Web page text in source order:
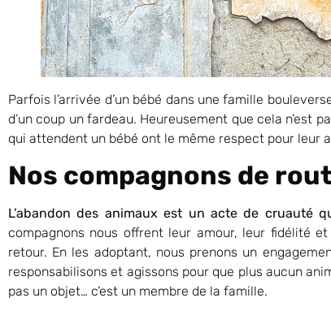
Parfois l’arrivée d’un bébé dans une famille
d’un coup un fardeau. Heureusement que cela n’est
qui attendent un bébé ont le même respect pour leur
Nos compagnons de
L’abandon des animaux est un acte de cruauté
compagnons nous offrent leur amour, leur fidélité
retour. En les adoptant, nous prenons un
responsabilisons et agissons pour que plus aucun
pas un objet… c’est un membre de la famille.